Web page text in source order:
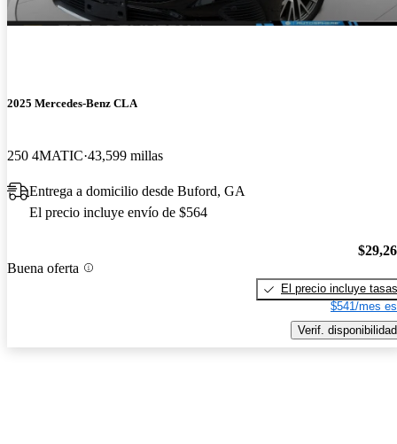
2025 Mercedes-Benz CLA
250 4MATIC 43,599 millas
Entrega a domicilio desde Buford, GA
El precio incluye envío de $564
Buena oferta
El precio incluye tasas
$541/mes
Verif. disponibilidad